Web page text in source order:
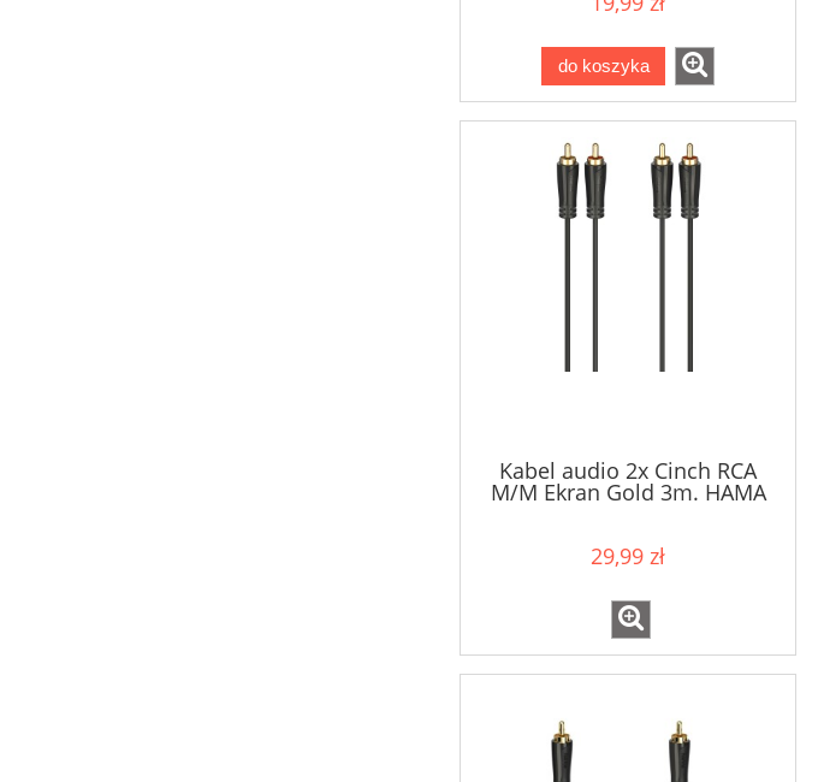
do koszyka
Kabel audio 2x Cinch RCA
M/M Ekran Gold 3m. HAMA
29,99 zł